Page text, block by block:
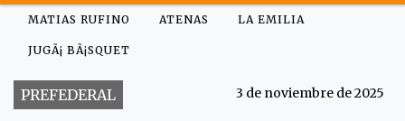
MATIAS RUFINO ATENAS LA EMILIA
JUGÃ¡ BÃ¡SQUET
PREFEDERAL 3 de noviembre de 2025